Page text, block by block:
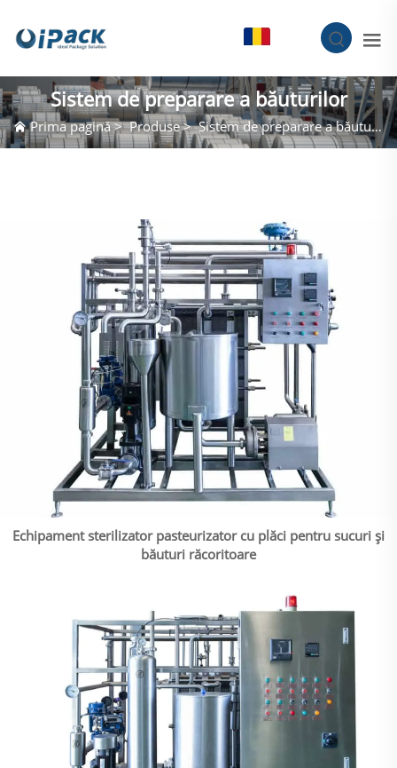
Sistem de preparare a băuturilor
Prima pagină>Produse>Sistem de preparare a băuturilor
Echipament sterilizator pasteurizator cu plăci pentru sucuri și
băuturi răcoritoare